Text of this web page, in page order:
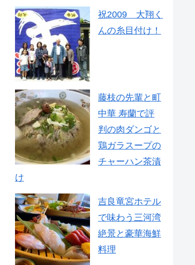
祝2009 大翔く
んの糸目付け！
藤枝の先輩と町
中華 寿蘭で評
判の肉ダンゴと
鶏ガラスープの
チャーハン茶漬
け
吉良竜宮ホテル
で味わう三河湾
絶景と豪華海鮮
料理